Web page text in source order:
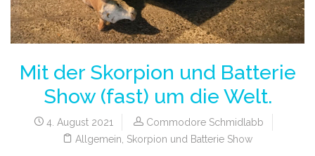
Mit der Skorpion und Batterie
Show (fast) um die Welt.
4. August 2021
Commodore Schmidlabb
Allgemein Skorpion und Batterie Show